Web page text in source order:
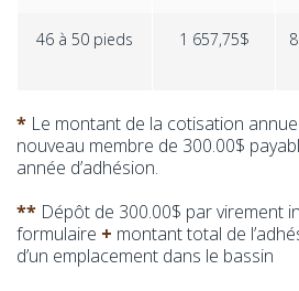
46 à 50 pieds 1 657,75$
* Le montant de la cotisation
nouveau membre de 300.00$
année d’adhésion.
** Dépôt de 300.00$ par virement
formulaire + montant total de
d’un emplacement dans le bassin